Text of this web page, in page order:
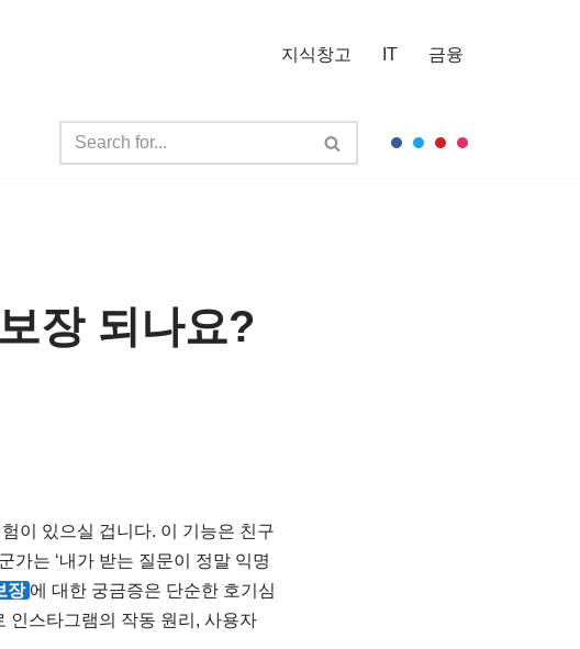
지식창고 IT 금융
장 되나요?
이 있으실 겁니다. 이 기능은 친구
가는 ‘내가 받는 질문이 정말 익명
장 에 대한 궁금증은 단순한 호기심
인스타그램의 작동 원리, 사용자